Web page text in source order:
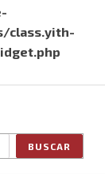
class.yith-
BUSCAR